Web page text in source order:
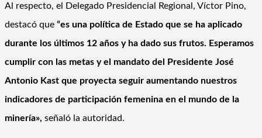
Al respecto, el Delegado Presidencial Regional, Víctor Pino,
destacó que “es una política de Estado que se ha aplicado
durante los últimos 12 años y ha dado sus frutos. Esperamos
cumplir con las metas y el mandato del Presidente José
Antonio Kast que proyecta seguir aumentando nuestros
indicadores de participación femenina en el mundo de la
minería», señaló la autoridad.